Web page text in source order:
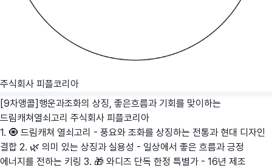
주식회사 피플코리아
[9차앵콜]행운과조화의 상징, 좋은흐름과 기회를 맞이하는
드림캐쳐열쇠고리 주식회사 피플코리아
1. 🧿 드림캐쳐 열쇠고리 - 풍요와 조화를 상징하는 전통과 현대 디자인
결합 2. 🌿 의미 있는 상징과 실용성 - 일상에서 좋은 흐름과 긍정
에너지를 전하는 키링 3. 🎁 와디즈 단독 한정 특별가 - 16년 제조